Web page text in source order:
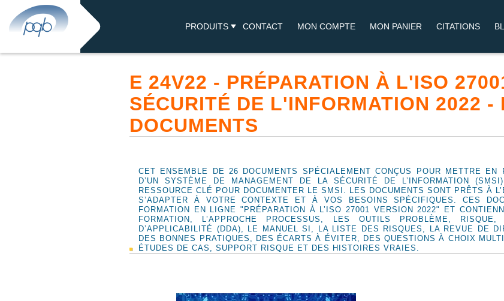
PRODUITS CONTACT MON COMPTE MON PANIER CITATIONS
E 24V22 - PRÉPARATION À L'ISO
SÉCURITÉ DE L'INFORMATION 2022 -
DOCUMENTS
CET ENSEMBLE DE 26 DOCUMENTS SPÉCIALEMENT CONÇUS POUR METTRE EN
D’UN SYSTÈME DE MANAGEMENT DE LA SÉCURITÉ DE L’INFORMATION
RESSOURCE CLÉ POUR DOCUMENTER LE SMSI. LES DOCUMENTS SONT PRÊTS À
S’ADAPTER À VOTRE CONTEXTE ET À VOS BESOINS SPÉCIFIQUES. CES
FORMATION EN LIGNE "PRÉPARATION À L’ISO 27001 VERSION 2022" ET
FORMATION, L’APPROCHE PROCESSUS, LES OUTILS PROBLÈME,
D’APPLICABILITÉ (DDA), LE MANUEL SI, LA LISTE DES RISQUES, LA REVUE DE
DES BONNES PRATIQUES, DES ÉCARTS À ÉVITER, DES QUESTIONS À CHOIX
ÉTUDES DE CAS, SUPPORT RISQUE ET DES HISTOIRES VRAIES.